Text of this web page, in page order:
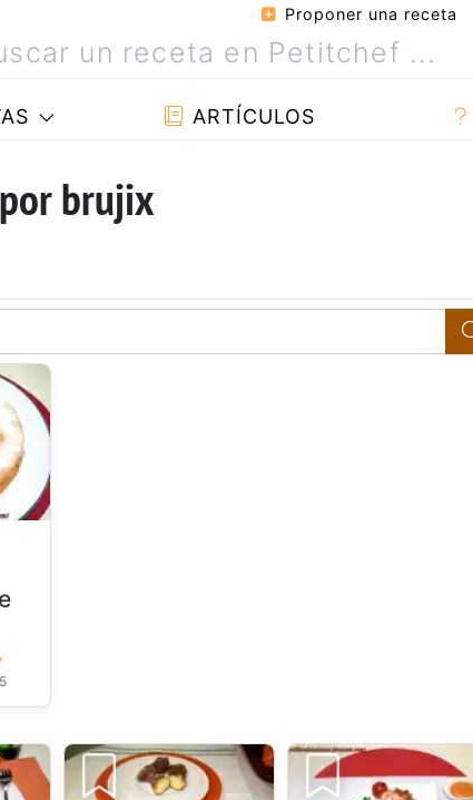
Proponer una receta
ARTÍCULOS
brujix